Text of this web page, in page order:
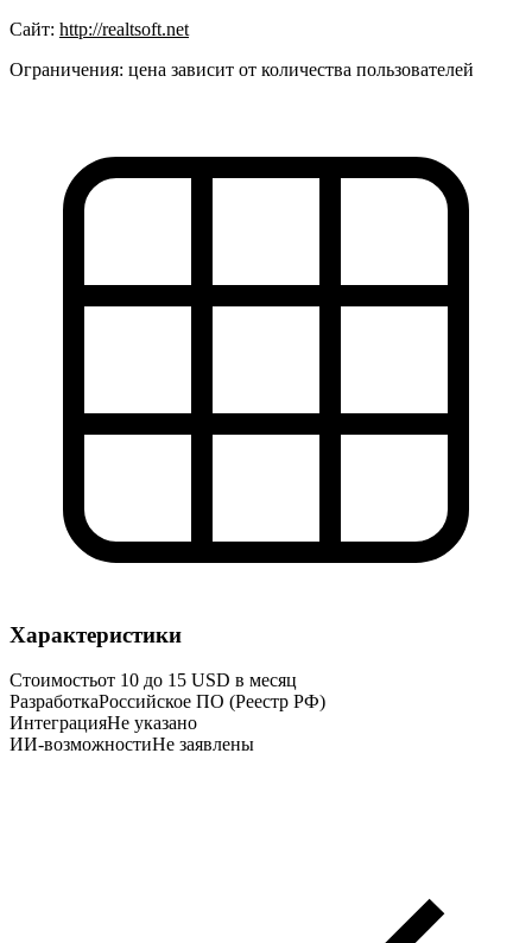
Сайт: http://realtsoft.net
Ограничения: цена зависит от количества пользователей
Характеристики
Стоимостьот 10 до 15 USD в месяц
РазработкаРоссийское ПО (Реестр РФ)
ИнтеграцияНе указано
ИИ-возможностиНе заявлены